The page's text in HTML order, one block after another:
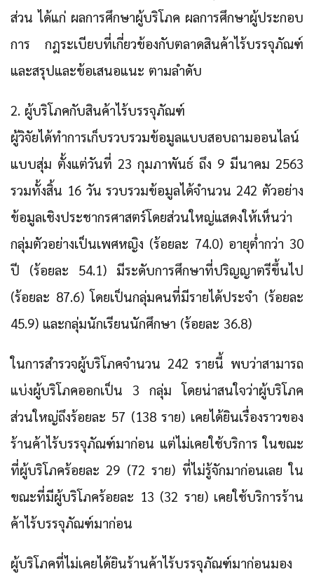
ส่วน ได้แก่ ผลการศึกษาผู้บริโภค ผลการศึกษาผู้ประกอบ
การ กฎระเบียบที่เกี่ยวข้องกับตลาดสินค้าไร้บรรจุภัณฑ์
และสรุปและข้อเสนอแนะ ตามลำดับ
2. ผู้บริโภคกับสินค้าไร้บรรจุภัณฑ์
ผู้วิจัยได้ทำการเก็บรวบรวมข้อมูลแบบสอบถามออนไลน์
แบบสุ่ม ตั้งแต่วันที่ 23 กุมภาพันธ์ ถึง 9 มีนาคม 2563
รวมทั้งสิ้น 16 วัน รวบรวมข้อมูลได้จำนวน 242 ตัวอย่าง
ข้อมูลเชิงประชากรศาสตร์โดยส่วนใหญ่แสดงให้เห็นว่า
กลุ่มตัวอย่างเป็นเพศหญิง (ร้อยละ 74.0) อายุต่ำกว่า 30
ปี (ร้อยละ 54.1) มีระดับการศึกษาที่ปริญญาตรีขึ้นไป
(ร้อยละ 87.6) โดยเป็นกลุ่มคนที่มีรายได้ประจำ (ร้อยละ
45.9) และกลุ่มนักเรียนนักศึกษา (ร้อยละ 36.8)
ในการสำรวจผู้บริโภคจำนวน 242 รายนี้ พบว่าสามารถ
แบ่งผู้บริโภคออกเป็น 3 กลุ่ม โดยน่าสนใจว่าผู้บริโภค
ส่วนใหญ่ถึงร้อยละ 57 (138 ราย) เคยได้ยินเรื่องราวของ
ร้านค้าไร้บรรจุภัณฑ์มาก่อน แต่ไม่เคยใช้บริการ ในขณะ
ที่ผู้บริโภคร้อยละ 29 (72 ราย) ที่ไม่รู้จักมาก่อนเลย ใน
ขณะที่มีผู้บริโภคร้อยละ 13 (32 ราย) เคยใช้บริการร้าน
ค้าไร้บรรจุภัณฑ์มาก่อน
ผู้บริโภคที่ไม่เคยได้ยินร้านค้าไร้บรรจุภัณฑ์มาก่อนมอง